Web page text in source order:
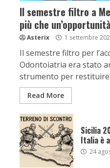
Il semestre filtro a
più che un’opportunità
Asterix 1 settembre
Il semestre filtro per
Odontoiatria era stato
strumento per
Read More
Sicilia
Italia è
24